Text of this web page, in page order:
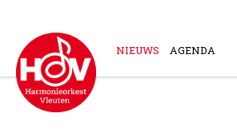
content
NIEUWS AGENDA